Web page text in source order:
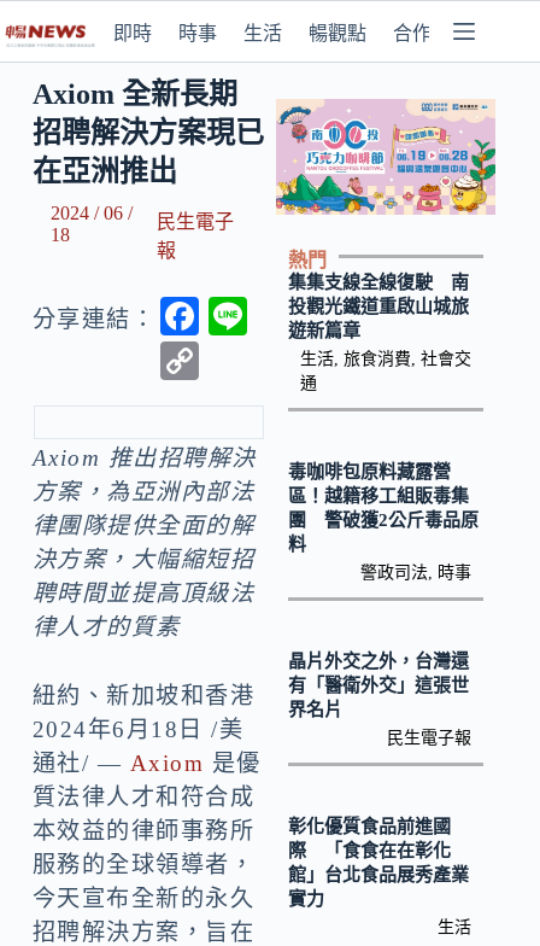
即時 時事 生活 暢觀點 合作媒體
Axiom 全新長期
招聘解決方案現已
在亞洲推出
2024 / 06 /
18
民生電子
報
分享連結：
F
b
o
o
k
o
p
y
Li
n
k
Axiom 推出招聘解決
方案，為亞洲內部法
律團隊提供全面的解
決方案，大幅縮短招
聘時間並提高頂級法
律人才的質素
紐約、新加坡和香港
2024年6月18日 /美
通社/ — Axiom 是優
質法律人才和符合成
本效益的律師事務所
服務的全球領導者，
今天宣布全新的永久
招聘解決方案，旨在
熱門
集集支線全線復駛 南
投觀光鐵道重啟山城旅
遊新篇章
生活, 旅食消費 社會交
通
毒咖啡包原料藏露營
區！越籍移工組販毒集
團 警破獲2公斤毒品原
料
警政司法 時事
晶片外交之外，台灣還
有「醫衛外交」這張世
界名片
民生電子報
彰化優質食品前進國
際 「食食在在彰化
館」台北食品展秀產業
實力
生活